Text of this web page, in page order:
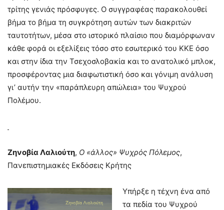
τρίτης γενιάς πρόσφυγες. Ο συγγραφέας παρακολουθεί
βήμα το βήμα τη συγκρότηση αυτών των διακριτών
ταυτοτήτων, μέσα στο ιστορικό πλαίσιο που διαμόρφωναν
κάθε φορά οι εξελίξεις τόσο στο εσωτερικό του ΚΚΕ όσο
και στην ίδια την Τσεχοσλοβακία και το ανατολικό μπλοκ,
προσφέροντας μια διαφωτιστική όσο και γόνιμη ανάλυση
γι’ αυτήν την «παράπλευρη απώλεια» του Ψυχρού
Πολέμου.
Ζηνοβία Λαλιούτη, Ο «άλλος» Ψυχρός Πόλεμος,
Πανεπιστημιακές Εκδόσεις Κρήτης
Υπήρξε η τέχνη ένα από
τα πεδία του Ψυχρού